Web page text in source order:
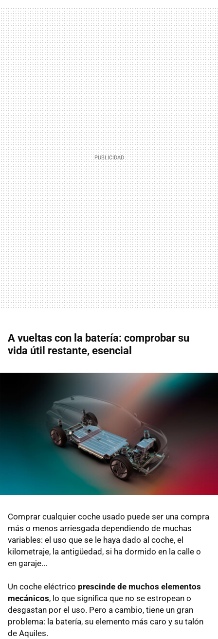
A vueltas con la batería: comprobar su
vida útil restante, esencial
Comprar cualquier coche usado puede ser una compra
más o menos arriesgada dependiendo de muchas
variables: el uso que se le haya dado al coche, el
kilometraje, la antigüedad, si ha dormido en la calle o
en garaje...
Un coche eléctrico prescinde de muchos elementos
mecánicos, lo que significa que no se estropean o
desgastan por el uso. Pero a cambio, tiene un gran
problema: la batería, su elemento más caro y su talón
de Aquiles.